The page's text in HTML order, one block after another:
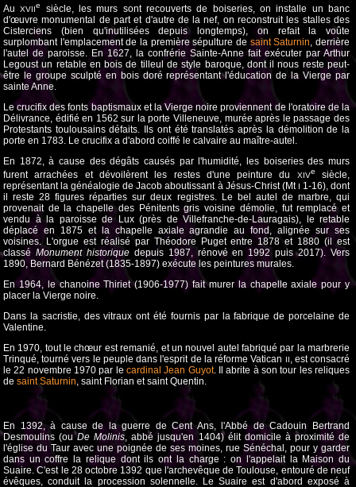
AuXVIIe
siècle, les murs sont recouverts de boiseries, on installe un banc
d'œuvre monumental de part et d'autre de la nef, on reconstruit les stalles des
Cisterciens (bien qu'inutilisées depuis longtemps), on refait la voûte
surplombant l'emplacement de la première sépulture de saint Saturnin, derrière
l'autel de paroisse. En 1627, la confrérie Sainte-Anne fait exécuter par Arthur
Legoust un retable en bois de tilleul de style baroque, dont il nous reste peut-
être le groupe sculpté en bois doré représentant l'éducation de la Vierge par
sainte Anne.
Le crucifix des fonts baptismaux et la Vierge noire proviennent de l'oratoire de la
Délivrance, édifié en 1562 sur la porte Villeneuve, murée après le passage des
Protestants toulousains défaits. Ils ont été translatés après la démolition de la
porte en 1783. Le crucifix a d'abord coiffé le calvaire au maître-autel.
En 1872, à cause des dégâts causés par l'humidité, les boiseries des murs
furent arrachées et dévoilèrent les restes d'une peinture du
XIVe
siècle,
représentant la généalogie de Jacob aboutissant à Jésus-Christ (Mt I 1-16), dont
il reste 28 figures réparties sur deux registres. Le bel autel de marbre, qui
provenait de la chapelle des Pénitents gris voisine démolie, fut remplacé et
vendu à la paroisse de Lux (près de Villefranche-de-Lauragais), le retable
déplacé en 1875 et la chapelle axiale agrandie au fond, alignée sur ses
voisines. L'orgue est réalisé par Théodore Puget entre 1878 et 1880 (il est
classé Monument historique depuis 1987, rénové en 1992 puis 2017). Vers
1890, Bernard Bénézet (1835-1897) exécute les peintures murales.
En 1964, le chanoine Thiriet (1906-1977) fait murer la chapelle axiale pour y
placer la Vierge noire.
Dans la sacristie, des vitraux ont été fournis par la fabrique de porcelaine de
Valentine.
En 1970, tout le chœur est remanié, et un nouvel autel fabriqué par la marbrerie
Trinqué, tourné vers le peuple dans l'esprit de la réforme Vatican II, est consacré
le 22 novembre 1970 par le cardinal Jean Guyot. Il abrite à son tour les reliques
de saint Saturnin, saint Florian et saint Quentin.
En 1392, à cause de la guerre de Cent Ans, l'Abbé de Cadouin Bertrand
Desmoulins (ouDe Molinis, abbé jusqu'en 1404) élit domicile à proximité de
l'église du Taur avec une poignée de ses moines, rue Sénéchal, pour y garder
dans un coffre la relique dont ils ont la charge : on l'appelait la Maison du
Suaire. C'est le 28 octobre 1392 que l'archevêque de Toulouse, entouré de neuf
évêques, conduit la procession solennelle. Le Suaire est d'abord exposé à